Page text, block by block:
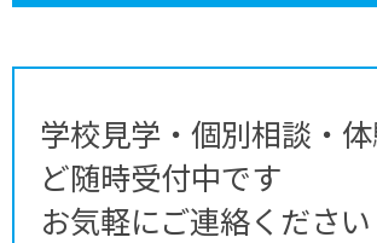
学校見学・個別相談・
ど随時受付中です
お気軽にご連絡ください